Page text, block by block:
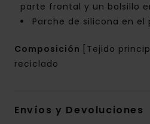
parte frontal y un bolsillo
Parche de silicona en el
Composición
[Tejido
reciclado
Envíos y Devoluciones